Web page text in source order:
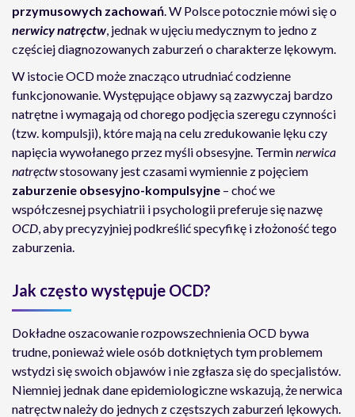
przymusowych zachowań. W Polsce potocznie mówi się o
nerwicy natręctw, jednak w ujęciu medycznym to jedno z
częściej diagnozowanych zaburzeń o charakterze lękowym.
W istocie OCD może znacząco utrudniać codzienne
funkcjonowanie. Występujące objawy są zazwyczaj bardzo
natrętne i wymagają od chorego podjęcia szeregu czynności
(tzw. kompulsji), które mają na celu zredukowanie lęku czy
napięcia wywołanego przez myśli obsesyjne. Terminnerwica
natręctwstosowany jest czasami wymiennie z pojęciem
zaburzenie obsesyjno-kompulsyjne – choć we
współczesnej psychiatrii i psychologii preferuje się nazwę
OCD, aby precyzyjniej podkreślić specyfikę i złożoność tego
zaburzenia.
Jak często występuje OCD?
Dokładne oszacowanie rozpowszechnienia OCD bywa
trudne, ponieważ wiele osób dotkniętych tym problemem
wstydzi się swoich objawów i nie zgłasza się do specjalistów.
Niemniej jednak dane epidemiologiczne wskazują, że nerwica
natręctw należy do jednych z częstszych zaburzeń lękowych.